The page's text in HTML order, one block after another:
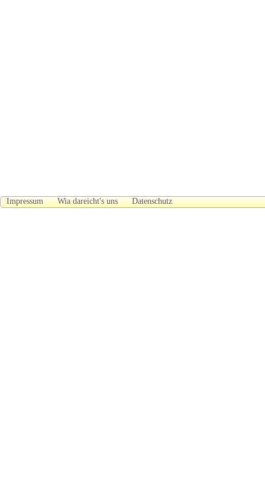
Impressum Wia dareicht's uns Datenschutz